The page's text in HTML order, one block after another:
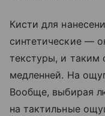
Кисти для
синтетические —
текстуры, и таким
медленней. На
Вообще, выбирая
на тактильные